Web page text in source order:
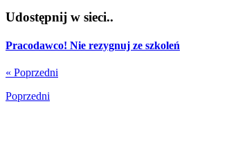
Udostępnij w sieci..
Pracodawco! Nie rezygnuj ze szkoleń
« Poprzedni
Poprzedni